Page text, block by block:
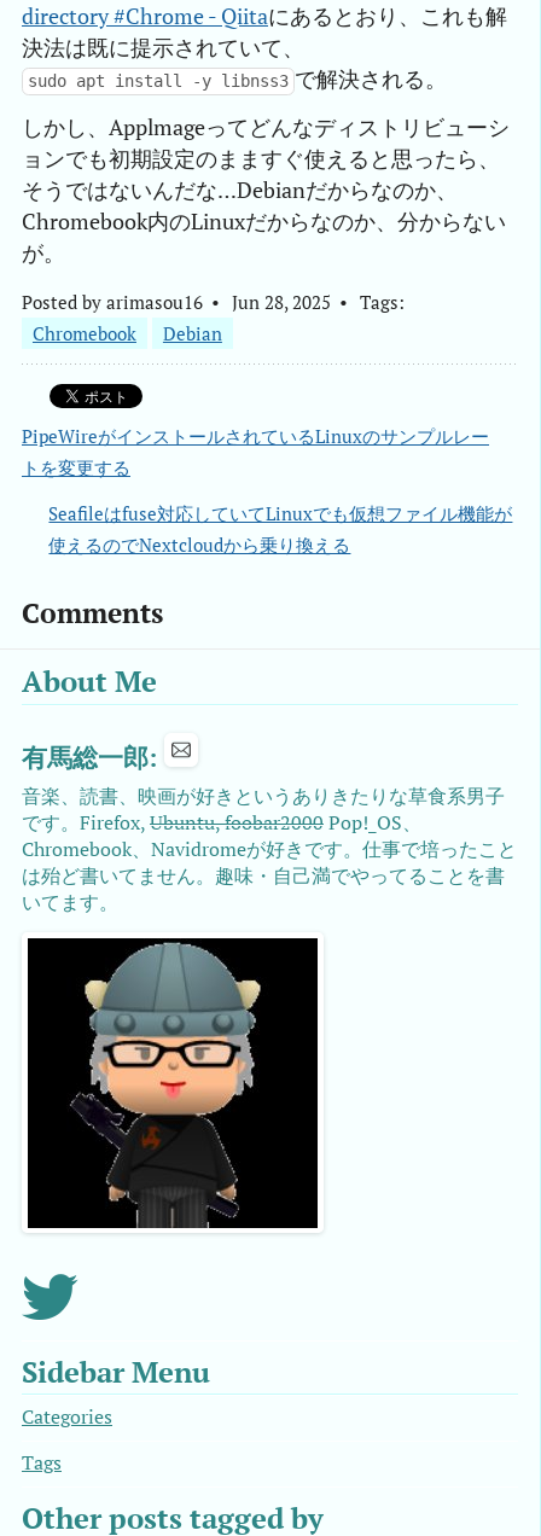
directory #Chrome - Qiitaにあるとおり、これも解
決法は既に提示されていて、
sudo apt install -y libnss3 で解決される。
しかし、Applmageってどんなディストリビューシ
ョンでも初期設定のまますぐ使えると思ったら、
そうではないんだな…Debianだからなのか、
Chromebook内のLinuxだからなのか、分からない
が。
Posted by arimasou16 Jun 28, 2025
Tags:
Chromebook
Debian
PipeWireがインストールされているLinuxのサンプルレー
トを変更する
Seafileはfuse対応していてLinuxでも仮想ファイル機能が
使えるのでNextcloudから乗り換える
Comments
About Me
有馬総一郎:
音楽、読書、映画が好きというありきたりな草食系男子
です。Firefox,Ubuntu, foobar2000Pop!_OS、
Chromebook、Navidromeが好きです。仕事で培ったこと
は殆ど書いてません。趣味・自己満でやってることを書
いてます。
Sidebar Menu
Categories
Tags
Other posts tagged by